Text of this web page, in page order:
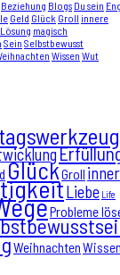
Beziehung Blogs Du sein
Geld Glück Groll innere
Lösung magisch
Sein Selbstbewusst
Wissen Wut
GlückGroll
Liebe Life
Probleme
Weihnachten